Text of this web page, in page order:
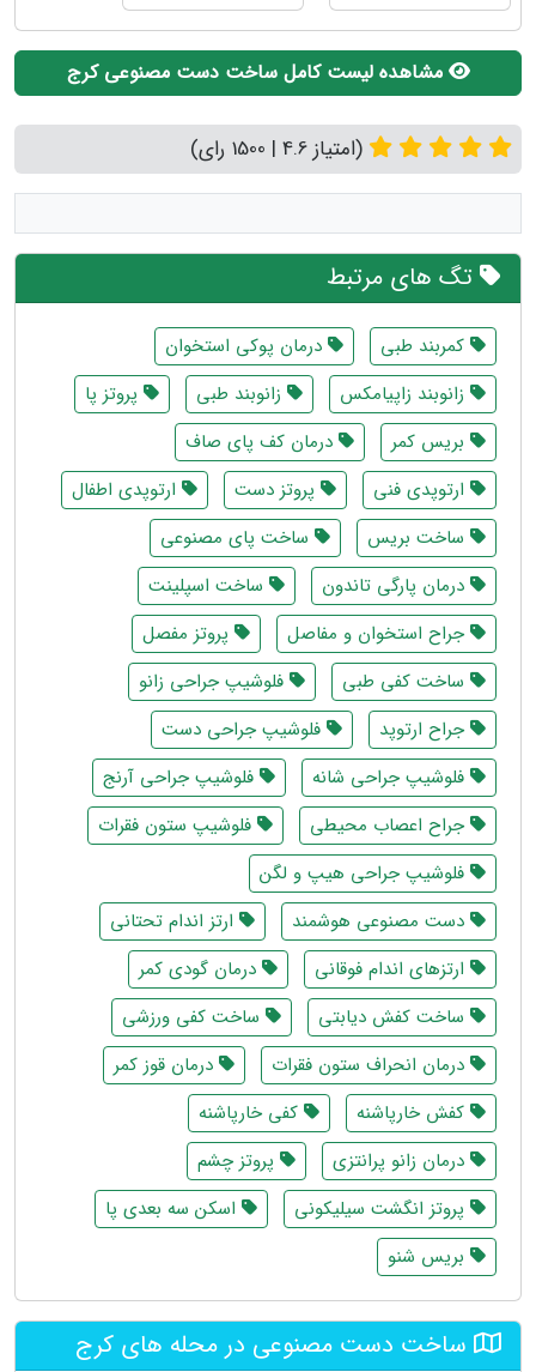
مشاهده لیست کامل ساخت دست مصنوعی کرج
(امتیاز 4.6 | 1500 رای)
تگ های مرتبط
کمربند طبی
درمان پوکی استخوان
زانوبند زاپیامکس
زانوبند طبی
پروتز پا
بریس کمر
درمان کف پای صاف
ارتوپدی فنی
پروتز دست
ارتوپدی اطفال
ساخت بریس
ساخت پای مصنوعی
درمان پارگی تاندون
ساخت اسپلینت
جراح استخوان و مفاصل
پروتز مفصل
ساخت کفی طبی
فلوشیپ جراحی زانو
جراح ارتوپد
فلوشیپ جراحی دست
فلوشیپ جراحی شانه
فلوشیپ جراحی آرنج
جراح اعصاب محیطی
فلوشیپ ستون فقرات
فلوشیپ جراحی هیپ و لگن
دست مصنوعی هوشمند
ارتز اندام تحتانی
ارتزهای اندام فوقانی
درمان گودی کمر
ساخت کفش دیابتی
ساخت کفی ورزشی
درمان انحراف ستون فقرات
درمان قوز کمر
کفش خارپاشنه
کفی خارپاشنه
درمان زانو پرانتزی
پروتز چشم
پروتز انگشت سیلیکونی
اسکن سه بعدی پا
بریس شنو
ساخت دست مصنوعی در محله های کرج